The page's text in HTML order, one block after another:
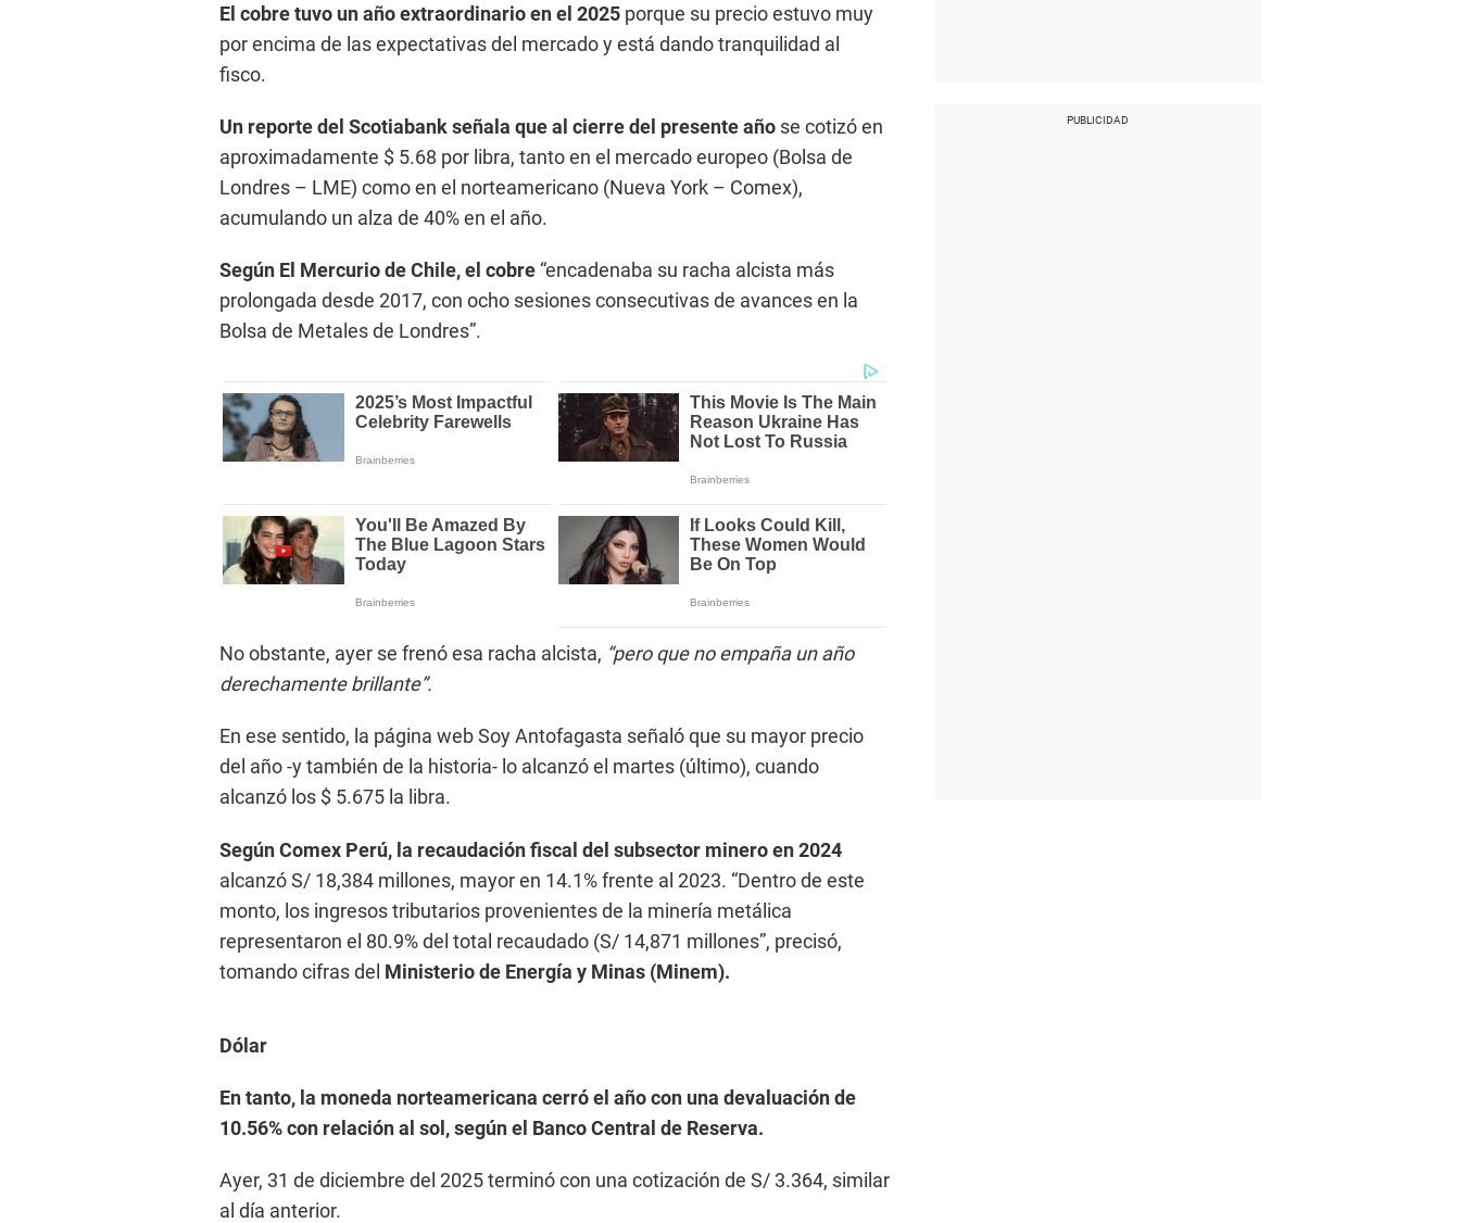
El cobre tuvo un año extraordinario en el 2025 porque su precio estuvo muy
por encima de las expectativas del mercado y está dando tranquilidad al
fisco.
Un reporte del Scotiabank señala que al cierre del presente año se cotizó en
aproximadamente $ 5.68 por libra, tanto en el mercado europeo (Bolsa de
Londres – LME) como en el norteamericano (Nueva York – Comex),
acumulando un alza de 40% en el año.
Según El Mercurio de Chile, el cobre “encadenaba su racha alcista más
prolongada desde 2017, con ocho sesiones consecutivas de avances en la
Bolsa de Metales de Londres”.
No obstante, ayer se frenó esa racha alcista, “pero que no empaña un año
derechamente brillante”.
En ese sentido, la página web Soy Antofagasta señaló que su mayor precio
del año -y también de la historia- lo alcanzó el martes (último), cuando
alcanzó los $ 5.675 la libra.
Según Comex Perú, la recaudación fiscal del subsector minero en 2024
alcanzó S/ 18,384 millones, mayor en 14.1% frente al 2023. “Dentro de este
monto, los ingresos tributarios provenientes de la minería metálica
representaron el 80.9% del total recaudado (S/ 14,871 millones”, precisó,
tomando cifras del Ministerio de Energía y Minas (Minem).
Dólar
En tanto, la moneda norteamericana cerró el año con una devaluación de
10.56% con relación al sol, según el Banco Central de Reserva.
Ayer, 31 de diciembre del 2025 terminó con una cotización de S/ 3.364, similar
al día anterior.